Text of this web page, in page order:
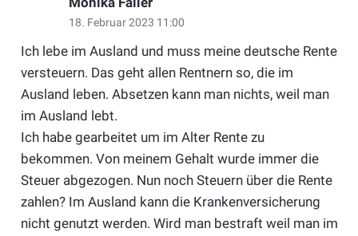
18. Februar 2023 11:00
Ich lebe im Ausland und muss meine deutsche Rente
versteuern. Das geht allen Rentnern so, die im
Ausland leben. Absetzen kann man nichts, weil man
im Ausland lebt.
Ich habe gearbeitet um im Alter Rente zu
bekommen. Von meinem Gehalt wurde immer die
Steuer abgezogen. Nun noch Steuern über die Rente
zahlen? Im Ausland kann die Krankenversicherung
nicht genutzt werden. Wird man bestraft weil man im